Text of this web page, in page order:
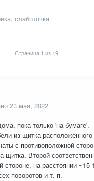
слаботочка
Страница 1 из 19
23 мая, 2022
пока только 'на бумаге'.
из щитка
с противоположной
щитка. Второй
стороне, на расстоянии
поворотов и т. п.